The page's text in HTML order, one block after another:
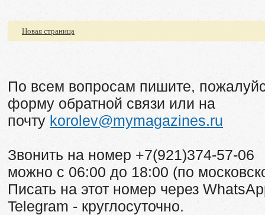
Новая страница
По всем вопросам пишите,
форму обратной связи или на
почту korolev@mymagazines.ru
Звонить на номер +7(921)374-57-06
можно с 06:00 до 18:00 (по
Писать на этот номер через
Telegram - круглосуточно.